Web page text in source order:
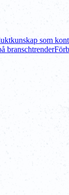
som
branschtrender